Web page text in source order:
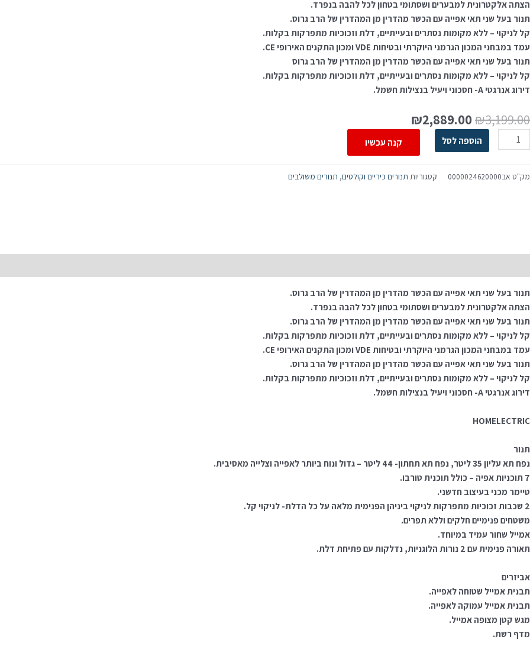
הצתה אלקטרונית למבערים ושסתומי בטחון לכל להבה בנפרד.
תנור בעל שני תאי אפייה עם הכשר מהדרין מן המהדרין של הרב גרוס.
קל לניקוי – ללא מקומות נסתרים ובעייתיים, דלת וזכוכיות מתפרקות בקלות.
עמד במבחני המכון הגרמני היוקרתי ובטיחות VDE ומכון התקנים האירופי CE.
תנור בעל שני תאי אפייה עם הכשר מהדרין מן המהדרין של הרב גרוס
קל לניקוי – ללא מקומות נסתרים ובעייתיים, דלת וזכוכיות מתפרקות בקלות.
דירוג אנרגטי A- חסכוני ויעיל בנצילות חשמל.
₪3,199.00
₪2,889.00
הוספה לסל קנה עכשיו
מק"ט אב0000024620000 קטגוריות תנורים כיריים וקולטים, תנורים משולבים
תנור בעל שני תאי אפייה עם הכשר מהדרין מן המהדרין של הרב גרוס.
הצתה אלקטרונית למבערים ושסתומי בטחון לכל להבה בנפרד.
תנור בעל שני תאי אפייה עם הכשר מהדרין מן המהדרין של הרב גרוס.
קל לניקוי – ללא מקומות נסתרים ובעייתיים, דלת וזכוכיות מתפרקות בקלות.
עמד במבחני המכון הגרמני היוקרתי ובטיחות VDE ומכון התקנים האירופי CE.
תנור בעל שני תאי אפייה עם הכשר מהדרין מן המהדרין של הרב גרוס.
קל לניקוי – ללא מקומות נסתרים ובעייתיים, דלת וזכוכיות מתפרקות בקלות.
דירוג אנרגטי A- חסכוני ויעיל בנצילות חשמל.
HOMELECTRIC
תנור
נפח תא עליון 35 ליטר, נפח תא תחתון- 44 ליטר – גדול ונוח ביותר לאפייה וצלייה מאסיבית.
7 תוכניות אפיה – כולל תוכנית טורבו.
טיימר מכני בעיצוב חדשני.
2 שכבות זכוכיות מתפרקות לניקוי ביניהן הפנימית מלאה על כל הדלת- לניקוי קל.
משטחים פנימיים חלקים וללא תפרים.
אמייל שחור עמיד במיוחד.
תאורה פנימית עם 2 נורות הלוגניות, נדלקות עם פתיחת דלת.
אביזרים
תבנית אמייל שטוחה לאפייה.
תבנית אמייל עמוקה לאפייה.
מגש קטן מצופה אמייל.
מדף רשת.